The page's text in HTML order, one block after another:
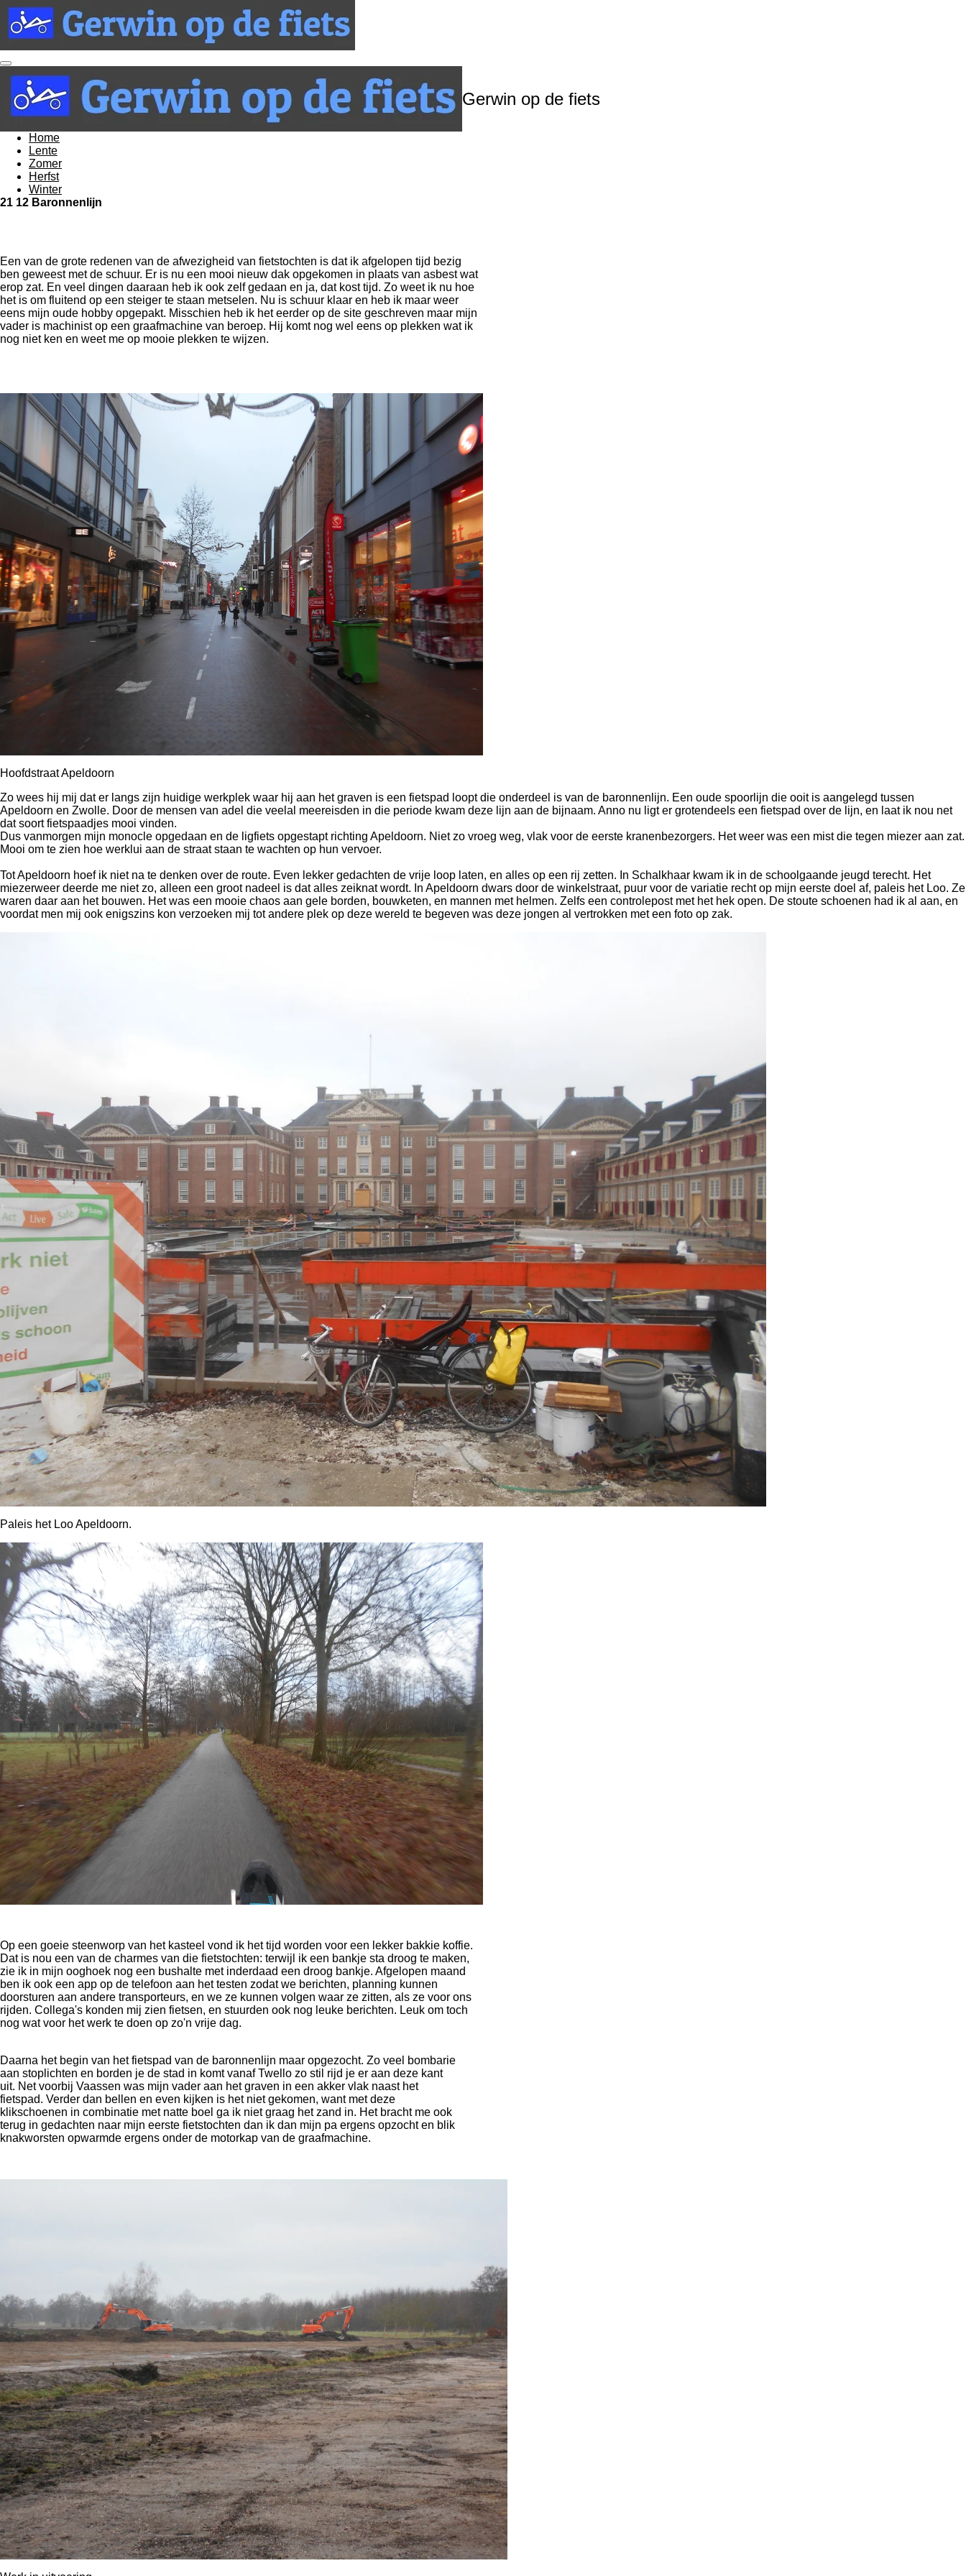
Ga
direct
naar
de
hoofdinhoud
Gerwin op de fiets
Home
Lente
Zomer
Herfst
Winter
21 12 Baronnenlijn
Een van de grote redenen van de afwezigheid van fietstochten is dat ik afgelopen tijd bezig
ben geweest met de schuur. Er is nu een mooi nieuw dak opgekomen in plaats van asbest wat
erop zat. En veel dingen daaraan heb ik ook zelf gedaan en ja, dat kost tijd. Zo weet ik nu hoe
het is om fluitend op een steiger te staan metselen. Nu is schuur klaar en heb ik maar weer
eens mijn oude hobby opgepakt. Misschien heb ik het eerder op de site geschreven maar mijn
vader is machinist op een graafmachine van beroep. Hij komt nog wel eens op plekken wat ik
nog niet ken en weet me op mooie plekken te wijzen.
Hoofdstraat Apeldoorn
Zo wees hij mij dat er langs zijn huidige werkplek waar hij aan het graven is een fietspad loopt die onderdeel is van de baronnenlijn. Een oude spoorlijn die ooit is aangelegd tussen
Apeldoorn en Zwolle. Door de mensen van adel die veelal meereisden in die periode kwam deze lijn aan de bijnaam. Anno nu ligt er grotendeels een fietspad over de lijn, en laat ik nou net
dat soort fietspaadjes mooi vinden.
Dus vanmorgen mijn monocle opgedaan en de ligfiets opgestapt richting Apeldoorn. Niet zo vroeg weg, vlak voor de eerste kranenbezorgers. Het weer was een mist die tegen miezer aan zat.
Mooi om te zien hoe werklui aan de straat staan te wachten op hun vervoer.
Tot Apeldoorn hoef ik niet na te denken over de route. Even lekker gedachten de vrije loop laten, en alles op een rij zetten. In Schalkhaar kwam ik in de schoolgaande jeugd terecht. Het
miezerweer deerde me niet zo, alleen een groot nadeel is dat alles zeiknat wordt. In Apeldoorn dwars door de winkelstraat, puur voor de variatie recht op mijn eerste doel af, paleis het Loo. Ze
waren daar aan het bouwen. Het was een mooie chaos aan gele borden, bouwketen, en mannen met helmen. Zelfs een controlepost met het hek open. De stoute schoenen had ik al aan, en
voordat men mij ook enigszins kon verzoeken mij tot andere plek op deze wereld te begeven was deze jongen al vertrokken met een foto op zak.
Paleis het Loo Apeldoorn.
Op een goeie steenworp van het kasteel vond ik het tijd worden voor een lekker bakkie koffie.
Dat is nou een van de charmes van die fietstochten: terwijl ik een bankje sta droog te maken,
zie ik in mijn ooghoek nog een bushalte met inderdaad een droog bankje. Afgelopen maand
ben ik ook een app op de telefoon aan het testen zodat we berichten, planning kunnen
doorsturen aan andere transporteurs, en we ze kunnen volgen waar ze zitten, als ze voor ons
rijden. Collega's konden mij zien fietsen, en stuurden ook nog leuke berichten. Leuk om toch
nog wat voor het werk te doen op zo'n vrije dag.
Daarna het begin van het fietspad van de baronnenlijn maar opgezocht. Zo veel bombarie
aan stoplichten en borden je de stad in komt vanaf Twello zo stil rijd je er aan deze kant
uit. Net voorbij Vaassen was mijn vader aan het graven in een akker vlak naast het
fietspad. Verder dan bellen en even kijken is het niet gekomen, want met deze
klikschoenen in combinatie met natte boel ga ik niet graag het zand in. Het bracht me ook
terug in gedachten naar mijn eerste fietstochten dan ik dan mijn pa ergens opzocht en blik
knakworsten opwarmde ergens onder de motorkap van de graafmachine.